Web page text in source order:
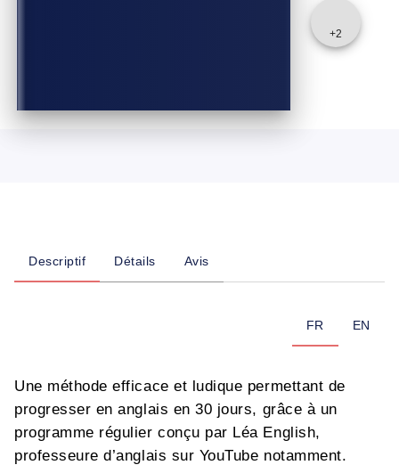
+2
Descriptif Détails Avis
FR EN
Une méthode efficace et ludique permettant de
progresser en anglais en 30 jours, grâce à un
programme régulier conçu par Léa English,
professeure d’anglais sur YouTube notamment.